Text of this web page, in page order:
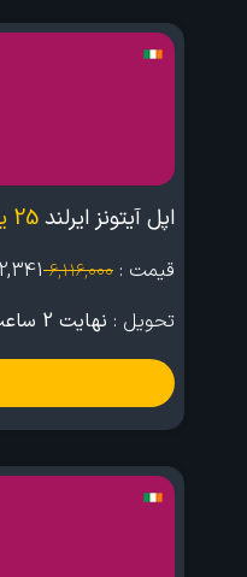
اپل آیتونز ایرلند25 یورو
قیمت : 6,116,000
تحویل : نهایت 2 ساعت